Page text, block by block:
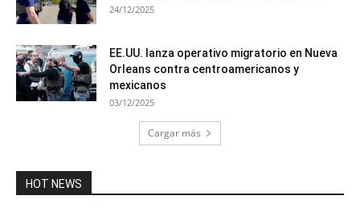
24/12/2025
EE.UU. lanza operativo migratorio en Nueva
Orleans contra centroamericanos y
mexicanos
03/12/2025
Cargar más
HOT NEWS